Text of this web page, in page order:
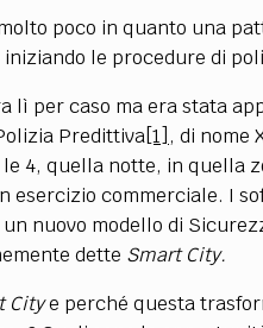
poco in quanto una
le procedure di
lì per caso ma era stata
Predittiva[1] , di nome
4, quella notte, in quella
esercizio commerciale. I
nuovo modello di
dette Smart City.
Citye perché questa